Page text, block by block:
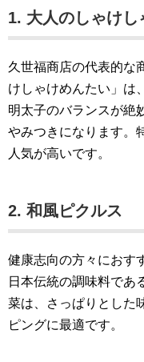
1. 大人のしゃけし
久世福商店の代表的な
けしゃけめんたい」は
明太子のバランスが絶
やみつきになります。
人気が高いです。
2. 和風ピクルス
健康志向の方々におす
日本伝統の調味料であ
菜は、さっぱりとした
ピングに最適です。